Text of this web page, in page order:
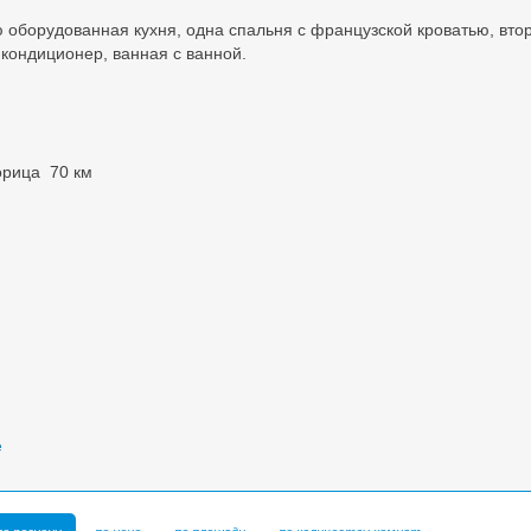
кухня, одна спальня с французской кроватью,
ванная с ванной.
70 км